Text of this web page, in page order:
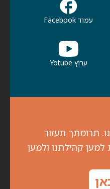
תרומתך תעזור
למען קהילתנו ולמען
עמוד Facebook
ערוץ Yotube